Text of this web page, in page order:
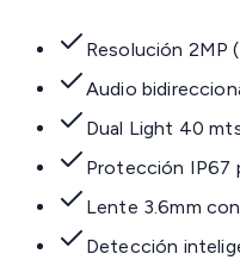
Resolución 2MP
Audio
Dual Light 40
Protección IP67
Lente 3.6mm
Detección